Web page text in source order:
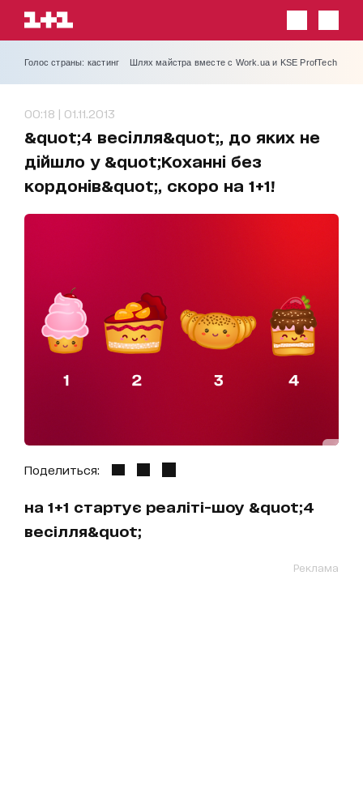
Голос страны: кастинг Шлях майстра вместе с Work.ua и KSE ProfTech
00:18 | 01.11.2013
&quot;4 весілля&quot;, до яких не
дійшло у &quot;Коханні без
кордонів&quot;, скоро на 1+1!
Поделиться:
на 1+1 стартує реаліті-шоу &quot;4
весілля&quot;
Реклама